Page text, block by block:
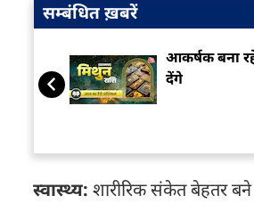
सम्बंधित ख़बरें
आकर्षक बना
देंगे
स्वास्थ्य: शारीरिक संकेत बेहतर